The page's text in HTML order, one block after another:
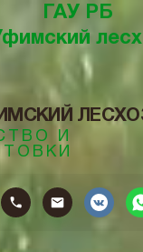
ГАУ РБ
И